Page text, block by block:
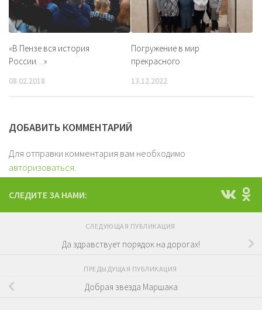
«В Пензе вся история
России…»
08.02.2018
Погружение в мир
прекрасного
13.12.2022
ДОБАВИТЬ КОММЕНТАРИЙ
Для отправки комментария вам необходимо
авторизоваться.
СЛЕДИТЕ ЗА НАМИ:
СЛЕДУЮЩАЯ ПУБЛИКАЦИЯ
Да здравствует порядок на дорогах!
ПРЕДЫДУЩАЯ ПУБЛИКАЦИЯ
Добрая звезда Маршака